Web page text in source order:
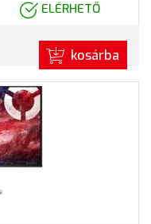
ELÉRHETŐ
kosárba